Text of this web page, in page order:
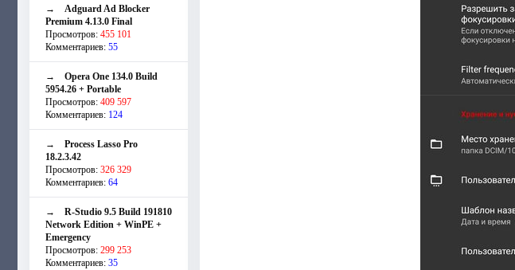
→ Adguard Ad Blocker
Premium 4.13.0 Final
Просмотров: 455 101
Комментариев: 55
→ Opera One 134.0 Build
5954.26 + Portable
Просмотров: 409 597
Комментариев: 124
→ Process Lasso Pro
18.2.3.42
Просмотров: 326 329
Комментариев: 64
→ R-Studio 9.5 Build 191810
Network Edition + WinPE +
Emergency
Просмотров: 299 253
Комментариев: 35